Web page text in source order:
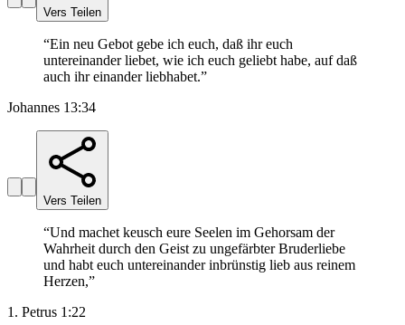
Vers Teilen
“Ein neu Gebot gebe ich euch, daß ihr euch
untereinander liebet, wie ich euch geliebt habe, auf daß
auch ihr einander liebhabet.”
Johannes 13:34
Vers Teilen
“Und machet keusch eure Seelen im Gehorsam der
Wahrheit durch den Geist zu ungefärbter Bruderliebe
und habt euch untereinander inbrünstig lieb aus reinem
Herzen,”
1. Petrus 1:22